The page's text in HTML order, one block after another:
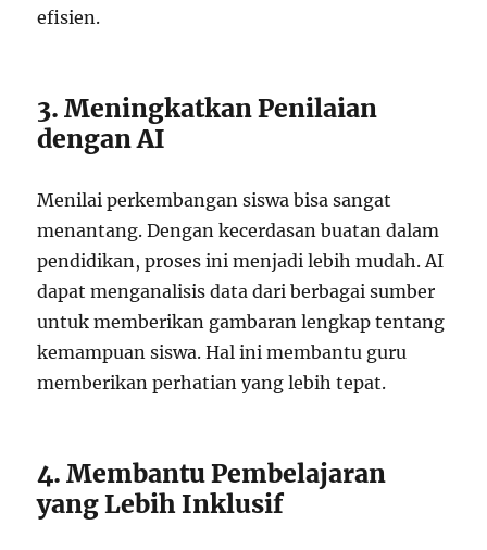
efisien.
3. Meningkatkan Penilaian
dengan AI
Menilai perkembangan siswa bisa sangat
menantang. Dengan kecerdasan buatan dalam
pendidikan, proses ini menjadi lebih mudah. AI
dapat menganalisis data dari berbagai sumber
untuk memberikan gambaran lengkap tentang
kemampuan siswa. Hal ini membantu guru
memberikan perhatian yang lebih tepat.
4. Membantu Pembelajaran
yang Lebih Inklusif